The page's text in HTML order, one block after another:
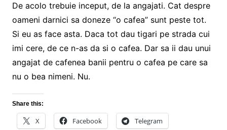
De acolo trebuie inceput, de la angajati. Cat despre
oameni darnici sa doneze “o cafea” sunt peste tot.
Si eu as face asta. Daca tot dau tigari pe strada cui
imi cere, de ce n-as da si o cafea. Dar sa ii dau unui
angajat de cafenea banii pentru o cafea pe care sa
nu o bea nimeni. Nu.
Share this:
X Facebook Telegram